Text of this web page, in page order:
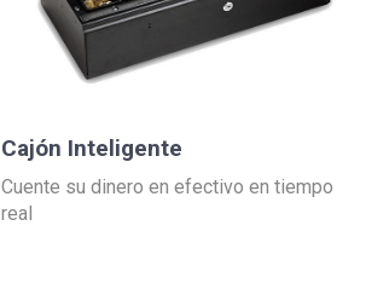
Cajón Inteligente
Cuente su dinero en efectivo en tiempo
real